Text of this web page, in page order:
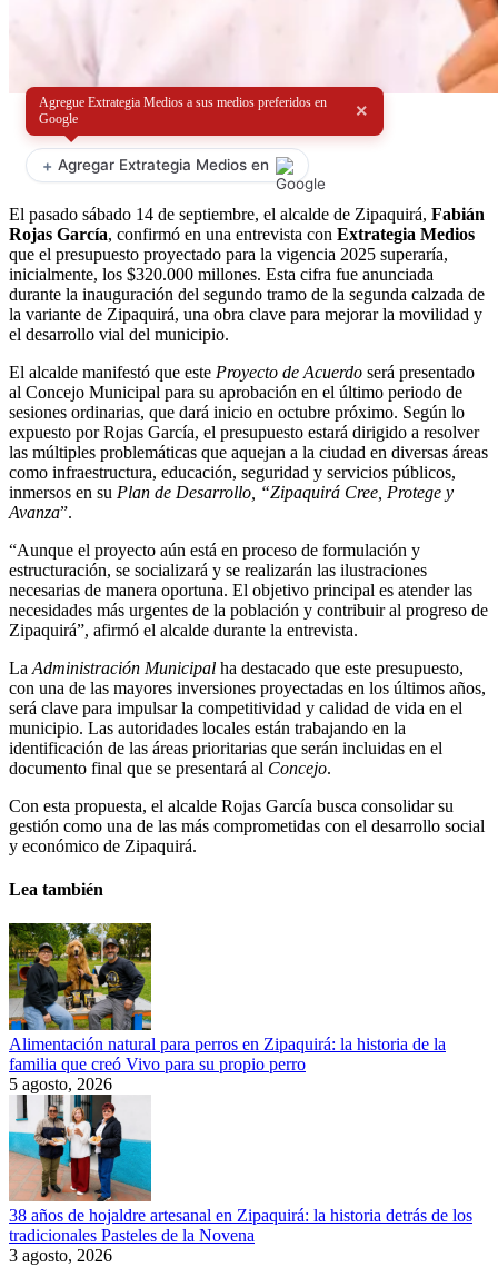
Agregue Extrategia Medios a sus medios preferidos en
Google
×
+ Agregar Extrategia Medios en
El pasado sábado 14 de septiembre, el alcalde de Zipaquirá, Fabián
Rojas García, confirmó en una entrevista con Extrategia Medios
que el presupuesto proyectado para la vigencia 2025 superaría,
inicialmente, los $320.000 millones. Esta cifra fue anunciada
durante la inauguración del segundo tramo de la segunda calzada de
la variante de Zipaquirá, una obra clave para mejorar la movilidad y
el desarrollo vial del municipio.
El alcalde manifestó que este Proyecto de Acuerdo será presentado
al Concejo Municipal para su aprobación en el último periodo de
sesiones ordinarias, que dará inicio en octubre próximo. Según lo
expuesto por Rojas García, el presupuesto estará dirigido a resolver
las múltiples problemáticas que aquejan a la ciudad en diversas áreas
como infraestructura, educación, seguridad y servicios públicos,
inmersos en su Plan de Desarrollo, “Zipaquirá Cree, Protege y
Avanza”.
“Aunque el proyecto aún está en proceso de formulación y
estructuración, se socializará y se realizarán las ilustraciones
necesarias de manera oportuna. El objetivo principal es atender las
necesidades más urgentes de la población y contribuir al progreso de
Zipaquirá”, afirmó el alcalde durante la entrevista.
La Administración Municipal ha destacado que este presupuesto,
con una de las mayores inversiones proyectadas en los últimos años,
será clave para impulsar la competitividad y calidad de vida en el
municipio. Las autoridades locales están trabajando en la
identificación de las áreas prioritarias que serán incluidas en el
documento final que se presentará al Concejo.
Con esta propuesta, el alcalde Rojas García busca consolidar su
gestión como una de las más comprometidas con el desarrollo social
y económico de Zipaquirá.
Lea también
Alimentación natural para perros en Zipaquirá: la historia de la
familia que creó Vivo para su propio perro
5 agosto, 2026
38 años de hojaldre artesanal en Zipaquirá: la historia detrás de los
tradicionales Pasteles de la Novena
3 agosto, 2026